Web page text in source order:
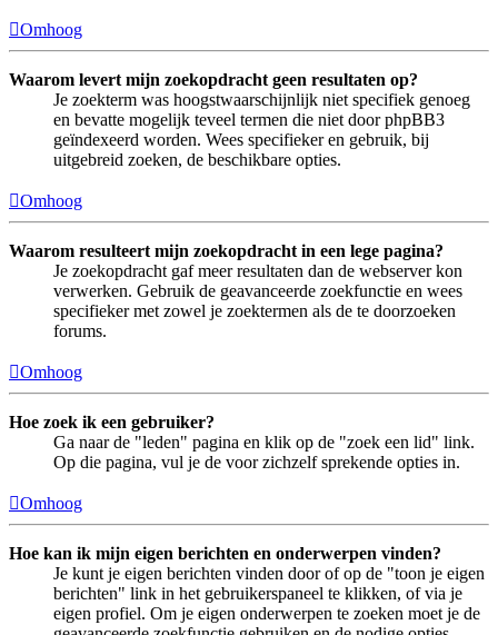
Omhoog
Waarom levert mijn zoekopdracht geen resultaten op?
Je zoekterm was hoogstwaarschijnlijk niet specifiek genoeg
en bevatte mogelijk teveel termen die niet door phpBB3
geïndexeerd worden. Wees specifieker en gebruik, bij
uitgebreid zoeken, de beschikbare opties.
Omhoog
Waarom resulteert mijn zoekopdracht in een lege pagina?
Je zoekopdracht gaf meer resultaten dan de webserver kon
verwerken. Gebruik de geavanceerde zoekfunctie en wees
specifieker met zowel je zoektermen als de te doorzoeken
forums.
Omhoog
Hoe zoek ik een gebruiker?
Ga naar de "leden" pagina en klik op de "zoek een lid" link.
Op die pagina, vul je de voor zichzelf sprekende opties in.
Omhoog
Hoe kan ik mijn eigen berichten en onderwerpen vinden?
Je kunt je eigen berichten vinden door of op de "toon je eigen
berichten" link in het gebruikerspaneel te klikken, of via je
eigen profiel. Om je eigen onderwerpen te zoeken moet je de